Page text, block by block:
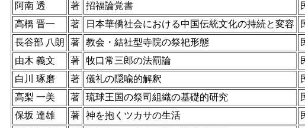
阿南 透
著 招福論覚書
高橋 晋一
著 日本華僑社会における中国伝統文化の持続と変容
長谷部 八朗
著 教会・結社型寺院の祭祀形態
由木 義文
著 牧口常三郎の法罰論
白川 琢磨
著 儀礼の隠喩的解釈
高梨 一美
著 琉球王国の祭司組織の基礎的研究
保坂 達雄
著 神を抱くツカサの生活